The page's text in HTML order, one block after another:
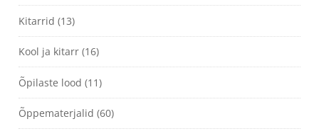
Kitarrid (13)
Kool ja kitarr (16)
Õpilaste lood (11)
Õppematerjalid (60)